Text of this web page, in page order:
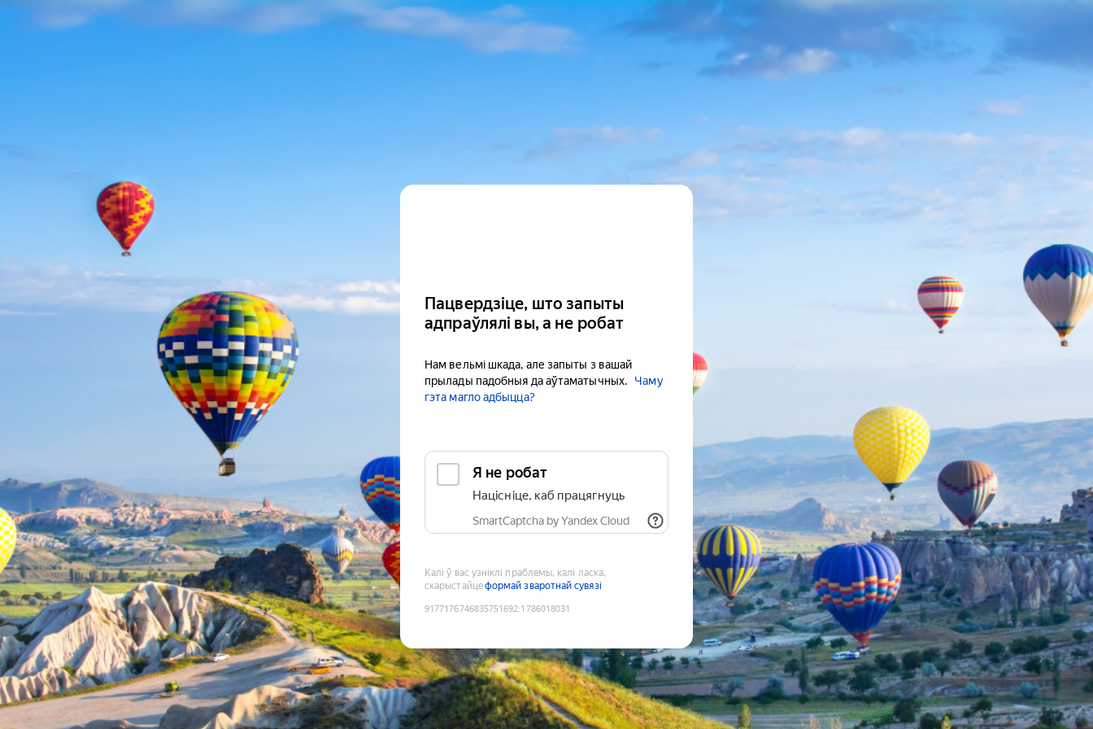
Пацвердзіце, што запыты
адпраўлялі вы, а не робат
Нам вельмі шкада, але запыты з вашай
прылады падобныя да аўтаматычных.
Чаму
гэта магло адбыцца?
Я не робат
Націсніце, каб працягнуць
SmartCaptcha by Yandex Cloud
Калі ў вас узніклі праблемы, калі ласка,
скарыстайцеформай зваротнай сувязі
9177176746835751692:1786018031